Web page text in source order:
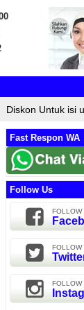
Diskon Untuk isi
Fast Respon WA
Follow Us
FOLLOW
FOLLOW
FOLLOW